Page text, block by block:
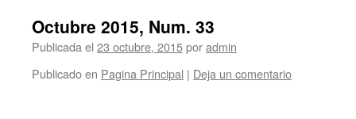
Octubre 2015, Num. 33
Publicada el 23 octubre, 2015poradmin
Publicado en Pagina Principal | Deja un comentario